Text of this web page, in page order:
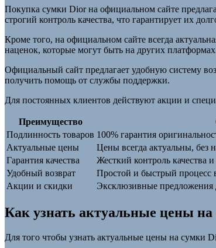
Покупка сумки Dior на официальном сайте
строгий контроль качества, что гарантирует их
Кроме того, на официальном сайте всегда
наценок, которые могут быть на других
Официальный сайт предлагает удобную систему
получить помощь от службы поддержки.
Для постоянных клиентов действуют акции и
Преимущество
Подлинность товаров 100% гарантия
Актуальные цены
Цены всегда актуальны, без
Гарантия качества
Жесткий контроль качества
Удобный возврат
Простой и быстрый процесс
Акции и скидки
Эксклюзивные предложения
Как узнать актуальные цены
Для того чтобы узнать актуальные цены на сумки